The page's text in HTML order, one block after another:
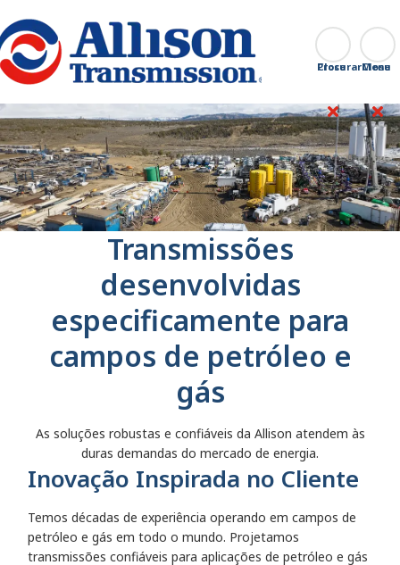
Go Home Procurar
Close
Transmissões
desenvolvidas
especificamente para
campos de petróleo e
gás
As soluções robustas e confiáveis da Allison atendem às
duras demandas do mercado de energia.
Inovação Inspirada no Cliente
Temos décadas de experiência operando em campos de
petróleo e gás em todo o mundo. Projetamos
transmissões confiáveis para aplicações de petróleo e gás